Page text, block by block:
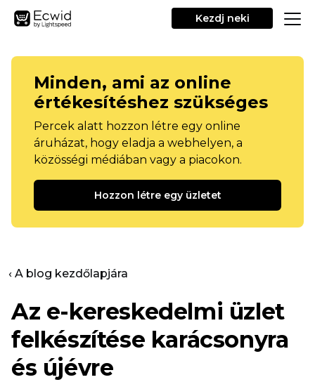
Kezdj neki
Minden, ami az online
értékesítéshez szükséges
Percek alatt hozzon létre egy online
áruházat, hogy eladja a webhelyen, a
közösségi médiában vagy a piacokon.
Hozzon létre egy üzletet
‹ A blog kezdőlapjára
Az e-kereskedelmi üzlet
felkészítése karácsonyra
és újévre